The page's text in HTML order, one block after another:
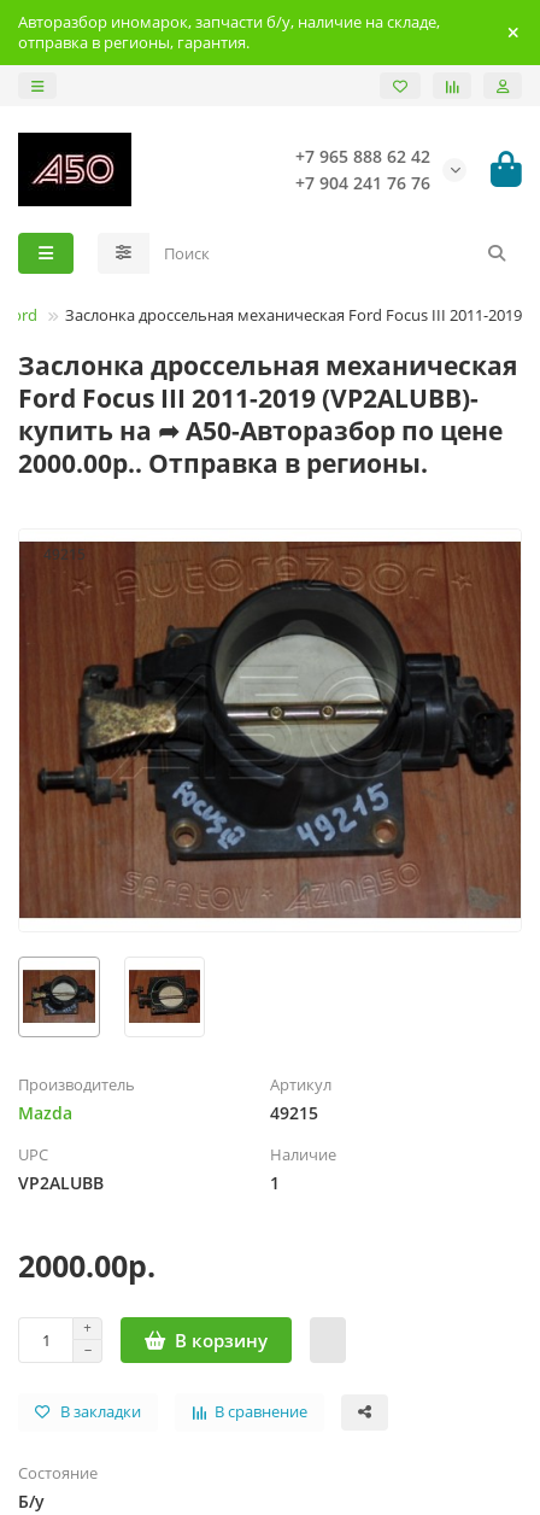
Авторазбор иномарок, запчасти б/у, наличие на складе,
отправка в регионы, гарантия.
+7 965 888 62 42
+7 904 241 76 76
Ford Заслонка дроссельная механическая Ford Focus III 2011-2019
Заслонка дроссельная механическая
Ford Focus III 2011-2019 (VP2ALUBB)-
купить на ➦ А50-Авторазбор по цене
2000.00р.. Отправка в регионы.
49215
Производитель
Mazda
Артикул
49215
UPC
VP2ALUBB
Наличие
1
2000.00р.
В корзину
В закладки В сравнение
Состояние
Б/у